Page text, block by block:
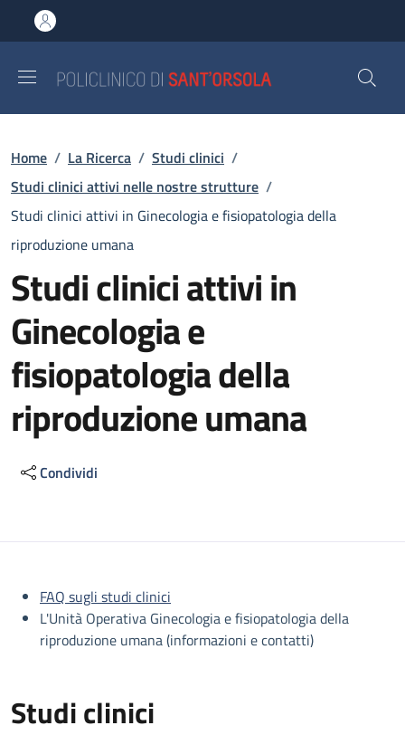
al contenuto principale
to footer content
Briciole di pane
Home / La Ricerca / Studi clinici /
Studi clinici attivi nelle nostre strutture /
Studi clinici attivi in Ginecologia e fisiopatologia della
riproduzione umana
Studi clinici attivi in
Ginecologia e
fisiopatologia della
riproduzione umana
Condividi
Descrizione
FAQ sugli studi clinici
L'Unità Operativa Ginecologia e fisiopatologia della
riproduzione umana (informazioni e contatti)
Studi clinici